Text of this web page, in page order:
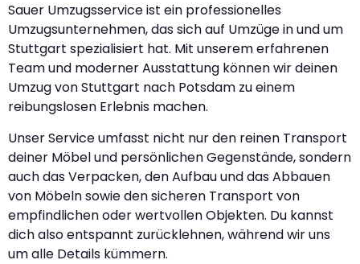
Sauer Umzugsservice ist ein professionelles
Umzugsunternehmen, das sich auf Umzüge in und um
Stuttgart spezialisiert hat. Mit unserem erfahrenen
Team und moderner Ausstattung können wir deinen
Umzug von Stuttgart nach Potsdam zu einem
reibungslosen Erlebnis machen.
Unser Service umfasst nicht nur den reinen Transport
deiner Möbel und persönlichen Gegenstände, sondern
auch das Verpacken, den Aufbau und das Abbauen
von Möbeln sowie den sicheren Transport von
empfindlichen oder wertvollen Objekten. Du kannst
dich also entspannt zurücklehnen, während wir uns
um alle Details kümmern.